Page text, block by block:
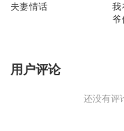
夫妻情话
我
爷
用户评论
还没有评